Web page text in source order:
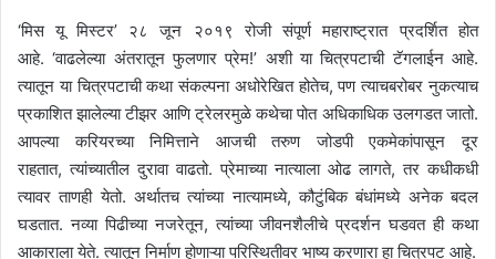
‘मिस यू मिस्टर’ २८ जून २०१९ रोजी संपूर्ण महाराष्ट्रात प्रदर्शित होत
आहे.‘वाढलेल्या अंतरातून फुलणार प्रेम!’ अशी या चित्रपटाची टॅगलाईन आहे.
त्यातून या चित्रपटाची कथा संकल्पना अधोरेखित होतेच,पण त्याचबरोबर नुकत्याच
प्रकाशित झालेल्या टीझर आणि ट्रेलरमुळे कथेचा पोत अधिकाधिक उलगडत जातो.
आपल्या करियरच्या निमित्ताने आजची तरुण जोडपी एकमेकांपासून दूर
राहतात,त्यांच्यातील दुरावा वाढतो. प्रेमाच्या नात्याला ओढ लागते,तर कधीकधी
त्यावर ताणही येतो. अर्थातच त्यांच्या नात्यामध्ये,कौटुंबिक बंधांमध्ये अनेक बदल
घडतात. नव्या पिढीच्या नजरेतून,त्यांच्या जीवनशैलीचे प्रदर्शन घडवत ही कथा
आकाराला येते. त्यातून निर्माण होणाऱ्या परिस्थितीवर भाष्य करणारा हा चित्रपट आहे.